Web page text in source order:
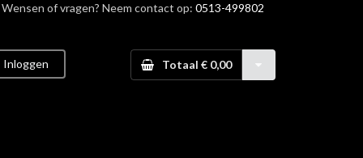
Wensen of vragen? Neem contact op: 0513-499802
Inloggen Totaal € 0,00